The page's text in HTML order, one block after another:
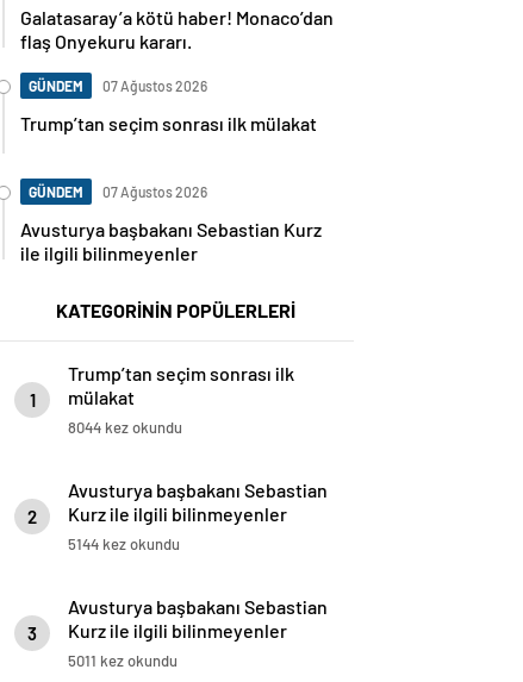
Galatasaray’a kötü haber! Monaco’dan
flaş Onyekuru kararı.
GÜNDEM 07 Ağustos 2026
Trump’tan seçim sonrası ilk mülakat
GÜNDEM 07 Ağustos 2026
Avusturya başbakanı Sebastian Kurz
ile ilgili bilinmeyenler
KATEGORİNİN POPÜLERLERİ
1
Trump’tan seçim sonrası ilk
mülakat
8044 kez okundu
2
Avusturya başbakanı Sebastian
Kurz ile ilgili bilinmeyenler
5144 kez okundu
3
Avusturya başbakanı Sebastian
Kurz ile ilgili bilinmeyenler
5011 kez okundu